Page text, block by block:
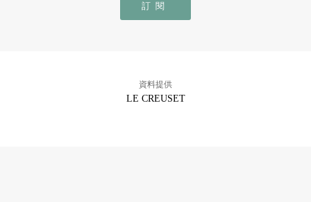
訂閱
資料提供
LE CREUSET